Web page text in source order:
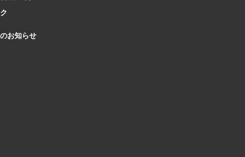
お知らせ